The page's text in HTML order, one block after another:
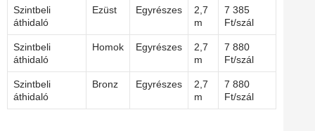
Szintbeli
áthidaló
Ezüst Egyrészes
2,7
m
7 385
Ft/szál
Szintbeli
áthidaló
Homok Egyrészes
2,7
m
7 880
Ft/szál
Szintbeli
áthidaló
Bronz Egyrészes
2,7
m
7 880
Ft/szál